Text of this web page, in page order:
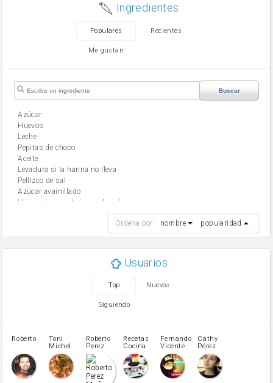
Ingredientes
Populares Recientes
Me gustan
Buscar
Azúcar
huevos
leche
Pepitas de choco
aceite
Levadura si la harina no lleva
Pellizco de sal
Azúcar avainillado
Harina de reposteria con levadura
mantequilla
Opcional: Azúcar avainillado
patatas
pimiento rojo
Pimentón
Ordena por: nombre popularidad
Usuarios
Top Nuevos
Siguiendo
Roberto
Toni
Michel
Caubet
Roberto
Perez
Muñoz
Recetas
Cocina
Fernando
Vicente
Cathy
Pérez